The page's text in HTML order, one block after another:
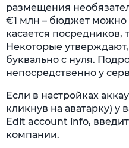
размещения
€1 млн – бюджет можно
касается посредников,
Некоторые
буквально с нуля.
непосредственно у
Если в настройках
кликнув на аватарку) у
Edit account info,
компании.